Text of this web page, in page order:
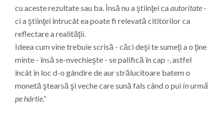
cu aceste rezultate sau ba. Însă nu a ştiinţei ca autoritate -
ci a ştiinţei întrucât ea poate fi relevată cititorilor ca
reflectare a realităţii.
Ideea cum vine trebuie scrisă - căci deşi te sumeţi a o ţine
minte - însă se-nvechieşte - se palifică în cap -, astfel
încât în loc d-o gândire de aur strălucitoare batem o
monetă ştearsă şi veche care sună fals când o pui în urmă
pe hârtie.”